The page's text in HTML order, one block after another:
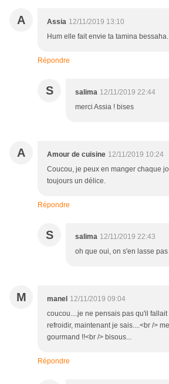
A Assia 12/11/2019 13:10
Hum elle fait envie ta tamina
Répondre
S salima 12/11/2019 22:44
merci Assia ! bises
A Amour de cuisine 12/11/2019 10:24
Coucou, je peux en manger chaque
toujours un délice.
Répondre
S salima 12/11/2019 22:43
oh que oui, on s'en lasse pas
M manel 12/11/2019 09:04
coucou....je ne pensais pas qu'il
refroidir, maintenant je sais....<br />
gourmand !!<br /> bisous...
Répondre